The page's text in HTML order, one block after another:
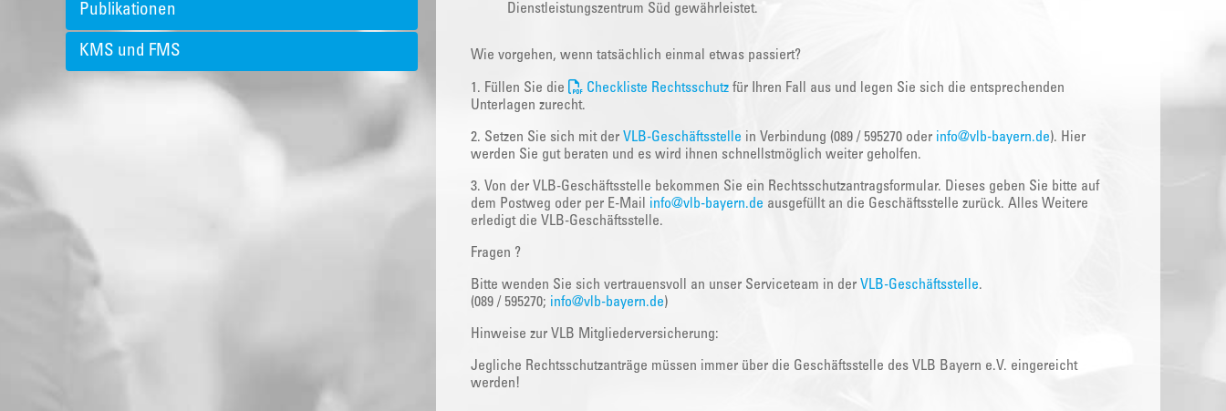
Publikationen
KMS und FMS
Dienstleistungszentrum Süd gewährleistet.
Wie vorgehen, wenn tatsächlich einmal etwas passiert?
1. Füllen Sie die Checkliste Rechtsschutz für Ihren Fall aus und legen Sie sich die entsprechenden
Unterlagen zurecht.
2. Setzen Sie sich mit der VLB-Geschäftsstelle in Verbindung (089 / 595270 oder info@vlb-bayern.de). Hier
werden Sie gut beraten und es wird ihnen schnellstmöglich weiter geholfen.
3. Von der VLB-Geschäftsstelle bekommen Sie ein Rechtsschutzantragsformular. Dieses geben Sie bitte auf
dem Postweg oder per E-Mail info@vlb-bayern.de ausgefüllt an die Geschäftsstelle zurück. Alles Weitere
erledigt die VLB-Geschäftsstelle.
Fragen ?
Bitte wenden Sie sich vertrauensvoll an unser Serviceteam in der VLB-Geschäftsstelle.
(089 / 595270; info@vlb-bayern.de)
Hinweise zur VLB Mitgliederversicherung:
Jegliche Rechtsschutzanträge müssen immer über die Geschäftsstelle des VLB Bayern e.V. eingereicht
werden!